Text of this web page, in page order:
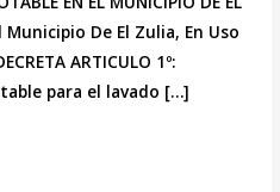
De El Zulia, En Uso
ARTICULO 1º:
para el lavado […]